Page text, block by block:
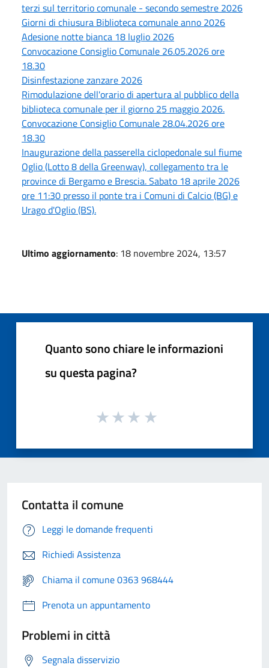
terzi sul territorio comunale - secondo semestre 2026
Giorni di chiusura Biblioteca comunale anno 2026
Adesione notte bianca 18 luglio 2026
Convocazione Consiglio Comunale 26.05.2026 ore
18.30
Disinfestazione zanzare 2026
Rimodulazione dell'orario di apertura al pubblico della
biblioteca comunale per il giorno 25 maggio 2026.
Convocazione Consiglio Comunale 28.04.2026 ore
18.30
Inaugurazione della passerella ciclopedonale sul fiume
Oglio (Lotto 8 della Greenway), collegamento tra le
province di Bergamo e Brescia. Sabato 18 aprile 2026
ore 11:30 presso il ponte tra i Comuni di Calcio (BG) e
Urago d'Oglio (BS).
Ultimo aggiornamento: 18 novembre 2024, 13:57
Quanto sono chiare le informazioni
su questa pagina?
Contatta il comune
Leggi le domande frequenti
Richiedi Assistenza
Chiama il comune 0363 968444
Prenota un appuntamento
Problemi in città
Segnala disservizio